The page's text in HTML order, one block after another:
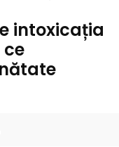
intoxicația